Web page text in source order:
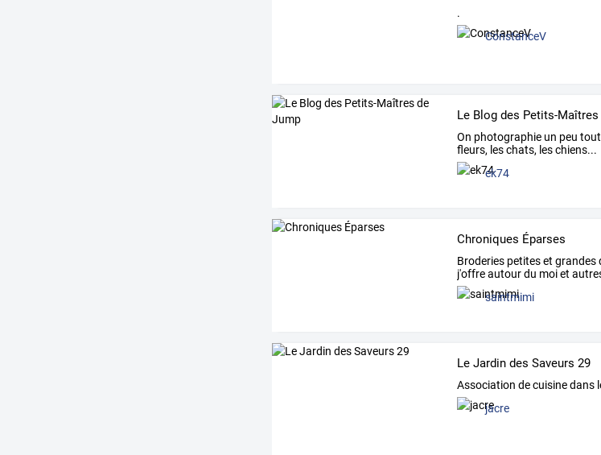
.
ConstanceV
Le Blog des Petits-
On photographie un peu
fleurs, les chats, les chiens...
ek74
Chroniques Éparses
Broderies petites et grandes
j'offre autour du moi et
saintmimi
Le Jardin des Saveurs 29
Association de cuisine dans
jacre